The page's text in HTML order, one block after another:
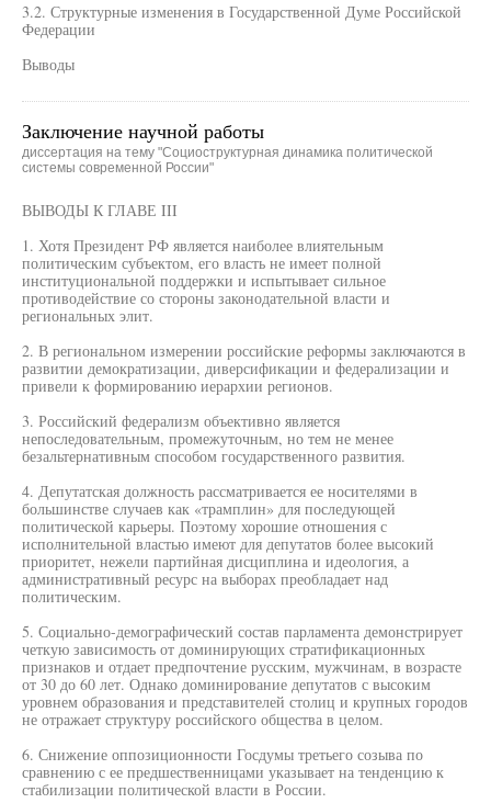
3.2. Структурные изменения в Государственной Думе Российской
Федерации
Выводы
Заключение научной работы
диссертация на тему "Социоструктурная динамика политической
системы современной России"
ВЫВОДЫ К ГЛАВЕ III
1. Хотя Президент РФ является наиболее влиятельным
политическим субъектом, его власть не имеет полной
институциональной поддержки и испытывает сильное
противодействие со стороны законодательной власти и
региональных элит.
2. В региональном измерении российские реформы заключаются в
развитии демократизации, диверсификации и федерализации и
привели к формированию иерархии регионов.
3. Российский федерализм объективно является
непоследовательным, промежуточным, но тем не менее
безальтернативным способом государственного развития.
4. Депутатская должность рассматривается ее носителями в
большинстве случаев как «трамплин» для последующей
политической карьеры. Поэтому хорошие отношения с
исполнительной властью имеют для депутатов более высокий
приоритет, нежели партийная дисциплина и идеология, а
административный ресурс на выборах преобладает над
политическим.
5. Социально-демографический состав парламента демонстрирует
четкую зависимость от доминирующих стратификационных
признаков и отдает предпочтение русским, мужчинам, в возрасте
от 30 до 60 лет. Однако доминирование депутатов с высоким
уровнем образования и представителей столиц и крупных городов
не отражает структуру российского общества в целом.
6. Снижение оппозиционности Госдумы третьего созыва по
сравнению с ее предшественницами указывает на тенденцию к
стабилизации политической власти в России.